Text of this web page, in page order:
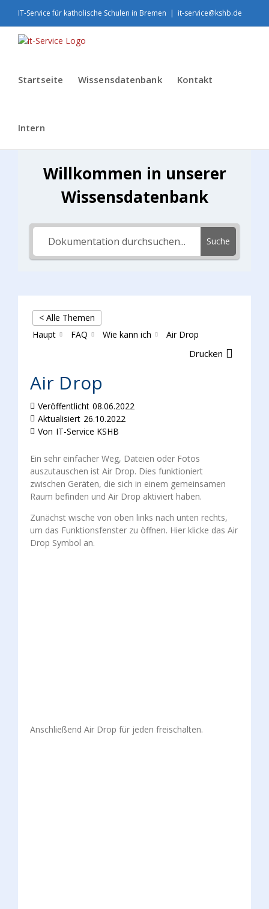
content
IT-Service für katholische Schulen in Bremen | it-service@kshb.de
Startseite Wissensdatenbank Kontakt
Intern
Willkommen in unserer
Wissensdatenbank
Suche
< Alle Themen
Haupt
FAQ Wie kann ich Air Drop
Drucken
Air Drop
Veröffentlicht 08.06.2022
Aktualisiert 26.10.2022
Von IT-Service KSHB
Ein sehr einfacher Weg, Dateien oder Fotos
auszutauschen ist Air Drop. Dies funktioniert
zwischen Geräten, die sich in einem gemeinsamen
Raum befinden und Air Drop aktiviert haben.
Zunächst wische von oben links nach unten rechts,
um das Funktionsfenster zu öffnen. Hier klicke das Air
Drop Symbol an.
Anschließend Air Drop für jeden freischalten.